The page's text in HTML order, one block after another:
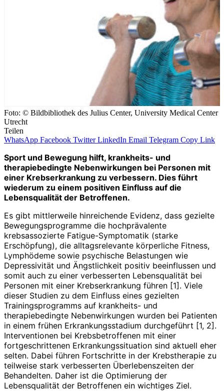
Foto: © Bildbibliothek des Julius Center, University Medical Center
Utrecht
Teilen
WhatsApp Facebook Twitter LinkedIn Email Telegram Copy Link
Sport und Bewegung hilft, krankheits- und
therapiebedingte Nebenwirkungen bei Personen mit
einer Krebserkrankung zu verbessern. Dies führt
wiederum zu einem positiven Einfluss auf die
Lebensqualität der Betroffenen.
Es gibt mittlerweile hinreichende Evidenz, dass gezielte
Bewegungsprogramme die hochprävalente
krebsassozierte Fatigue-Symptomatik (starke
Erschöpfung), die alltagsrelevante körperliche Fitness,
Lymphödeme sowie psychische Belastungen wie
Depressivität und Ängstlichkeit positiv beeinflussen und
somit auch zu einer verbesserten Lebensqualität bei
Personen mit einer Krebs­erkrankung führen [1]. Viele
dieser Studien zu dem Einfluss eines gezielten
Trainingsprogramms auf krankheits- und
therapiebedingte Nebenwirkungen wurden bei Patienten
in einem frühen Erkrankungsstadium durchgeführt [1, 2].
Interventionen bei Krebsbetroffenen mit einer
fortgeschrittenen Erkrankungssituation sind aktuell eher
selten. Dabei führen Fortschritte in der Krebstherapie zu
teilweise stark verbesserten Überlebenszeiten der
Behandelten. Daher ist die Optimierung der
Lebensqualität der Betroffenen ein wichtiges Ziel.